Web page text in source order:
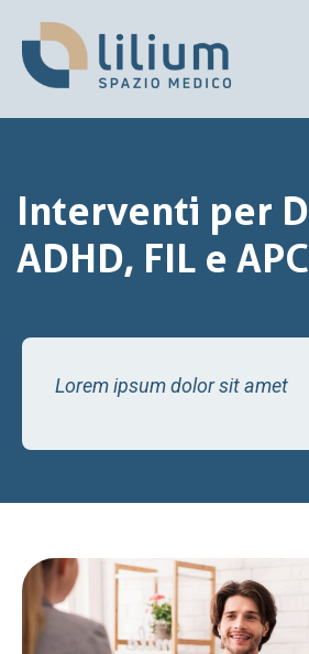
Interventi per
ADHD, FIL e APC
Lorem ipsum dolor sit amet